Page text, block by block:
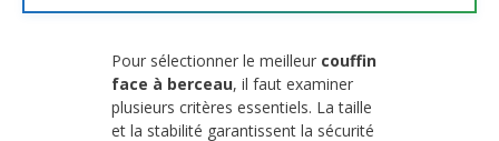
Pour sélectionner le meilleur couffin
face à berceau, il faut examiner
plusieurs critères essentiels. La taille
et la stabilité garantissent la sécurité